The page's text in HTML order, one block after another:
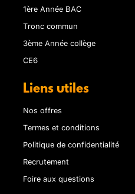
1ère Année BAC
Tronc commun
3ème Année collège
CE6
Liens utiles
Nos offres
Termes et conditions
Politique de confidentialité
Recrutement
Foire aux questions